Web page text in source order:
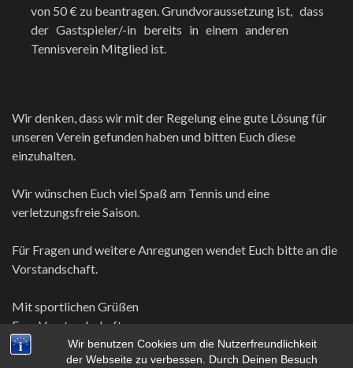
Wir benutzen Cookies um die Nutzerfreundlichkeit
der Webseite zu verbessen. Durch Deinen Besuch
von 50 € zu beantragen. Grundvoraussetzung ist, dass
der Gastspieler/-in bereits in einem anderen
Tennisverein Mitglied ist.
Wir denken, dass wir mit der Regelung eine gute Lösung für
unseren Verein gefunden haben und bitten Euch diese
einzuhalten.
Wir wünschen Euch viel Spaß am Tennis und eine
verletzungsfreie Saison.
Für Fragen und weitere Anregungen wendet Euch bitte an die
Vorstandschaft.
Mit sportlichen Grüßen
Eure Vorstandschaft